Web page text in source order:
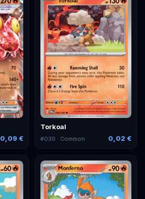
0,09 €
Torkoal
#030 · Common 0,02 €